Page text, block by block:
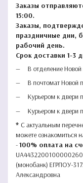
Заказы
15:00.
Заказы,
праздничные дни,
рабочий день.
Срок доставки 1-3
В отделение
В почтомат Новой
Курьером к двери
Курьером к двери
* С актуальным
можете ознакомиться
-100% оплата на
(монобанк) ЕГРПОУ-
Александровна